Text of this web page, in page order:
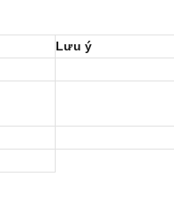
Lưu ý